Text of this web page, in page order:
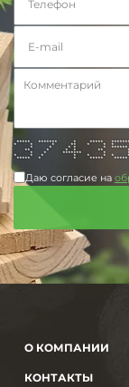
***** ******* * *****
* * * ** * *
* * * * *
** * * * **
* * ******* *
* * * * * * *
***** * * *****
Даю согласие на
О КОМПАНИИ
КОНТАКТЫ